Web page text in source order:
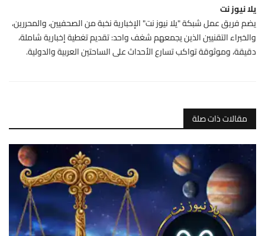
يلا نيوز نت
يضم فريق عمل شبكة "يلا نيوز نت" الإخبارية نخبة من الصحفيين، والمحررين،
والخبراء التقنيين الذين يجمعهم شغف واحد: تقديم تغطية إخبارية شاملة،
دقيقة، وموثوقة تواكب تسارع الأحداث على الساحتين العربية والدولية.
مقالات ذات صلة